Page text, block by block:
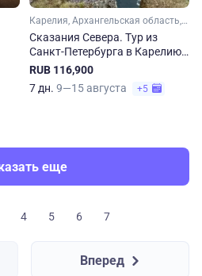
Карелия, Архангельская область, Ленинградская область, Арктика
Сказания Севера. Тур из
Санкт-Петербурга в Карелию
и Соловки
RUB 116,900
7 дн. 9—15 августа +5
еще
4 5 6 7
Вперед